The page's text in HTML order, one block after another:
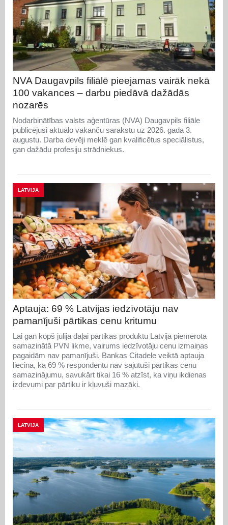
NVA Daugavpils filiālē pieejamas vairāk nekā
100 vakances – darbu piedāvā dažādās
nozarēs
Nodarbinātības valsts aģentūras (NVA) Daugavpils filiāle
publicējusi aktuālo vakanču sarakstu uz 2026. gada 3.
augustu. Darba devēji meklē gan kvalificētus speciālistus,
gan dažādu profesiju strādniekus.
LATVIJA
Aptauja: 69 % Latvijas iedzīvotāju nav
pamanījuši pārtikas cenu kritumu
Lai gan kopš jūlija daļai pārtikas produktu Latvijā piemērota
samazinātā PVN likme, vairums iedzīvotāju cenu izmaiņas
pagaidām nav pamanījuši. Bankas Citadele veiktā aptauja
liecina, ka 69 % respondentu nav sajutuši pārtikas cenu
samazinājumu, savukārt tikai 16 % atzīst, ka viņu ikdienas
izdevumi par pārtiku ir kļuvuši mazāki.
LATVIJA